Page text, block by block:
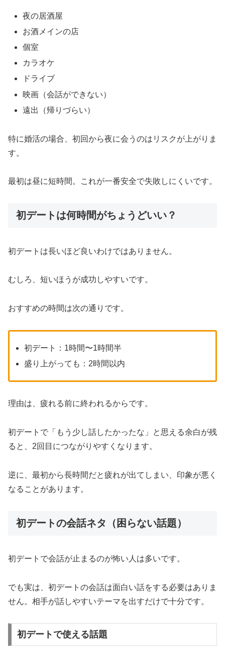
夜の居酒屋
お酒メインの店
個室
カラオケ
ドライブ
映画（会話ができない）
遠出（帰りづらい）
特に婚活の場合、初回から夜に会うのはリスクが上がりま
す。
最初は昼に短時間。これが一番安全で失敗しにくいです。
初デートは何時間がちょうどいい？
初デートは長いほど良いわけではありません。
むしろ、短いほうが成功しやすいです。
おすすめの時間は次の通りです。
初デート：1時間〜1時間半
盛り上がっても：2時間以内
理由は、疲れる前に終われるからです。
初デートで「もう少し話したかったな」と思える余白が残
ると、2回目につながりやすくなります。
逆に、最初から長時間だと疲れが出てしまい、印象が悪く
なることがあります。
初デートの会話ネタ（困らない話題）
初デートで会話が止まるのが怖い人は多いです。
でも実は、初デートの会話は面白い話をする必要はありま
せん。相手が話しやすいテーマを出すだけで十分です。
初デートで使える話題